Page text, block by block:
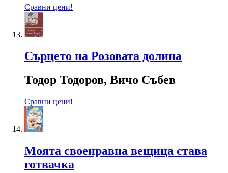
Сравни цени!
Сърцето на Розовата долина
Тодор Тодоров, Вичо Събев
Сравни цени!
Моята своенравна вещица става
готвачка